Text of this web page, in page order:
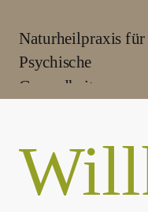
Naturheilpraxis für
Psychische
Gesundheit